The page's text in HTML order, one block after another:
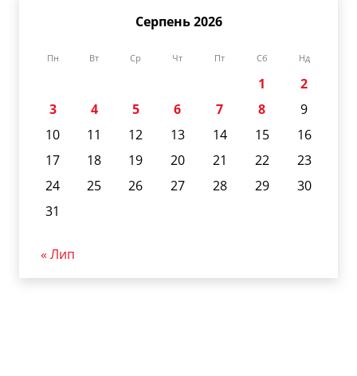
Серпень 2026
Пн Вт Ср Чт Пт Сб Нд
1
2
3
4 5 6 7 8
9
10
11 12 13 14 15
16
17
18 19 20 21 22
23
24
25 26 27 28 29
30
31
« Лип